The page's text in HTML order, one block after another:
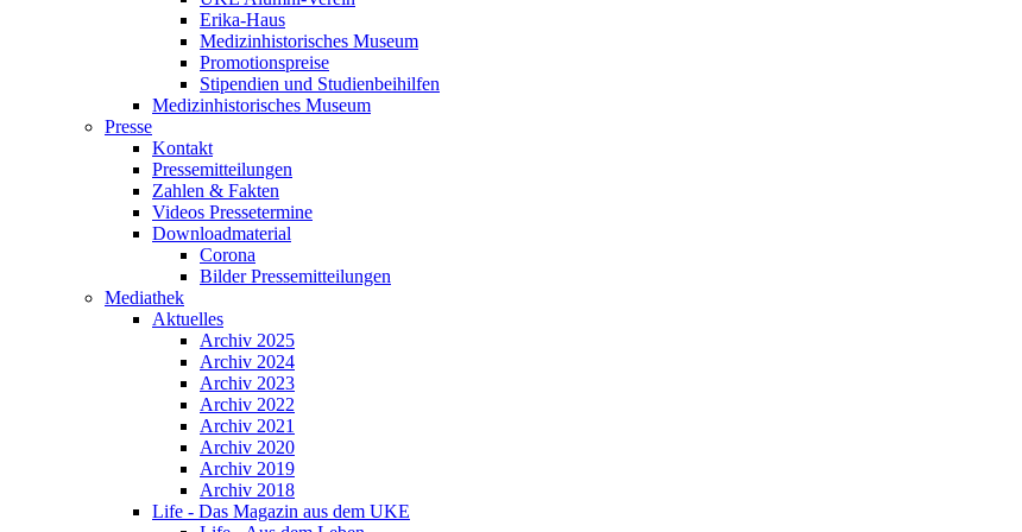
Erika-Haus
Medizinhistorisches Museum
Promotionspreise
Stipendien und Studienbeihilfen
Medizinhistorisches Museum
Presse
Kontakt
Pressemitteilungen
Zahlen & Fakten
Videos Pressetermine
Downloadmaterial
Corona
Bilder Pressemitteilungen
Mediathek
Aktuelles
Archiv 2025
Archiv 2024
Archiv 2023
Archiv 2022
Archiv 2021
Archiv 2020
Archiv 2019
Archiv 2018
Life - Das Magazin aus dem UKE